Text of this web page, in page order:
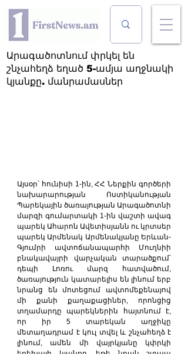
Արագածոտնում փրկել են
շնչահեղձ եղած 5-ամյա աղջնակի
կյանքը. մանրամասներ
Այսօր՝ հունիսի 1-ին, ՀՀ Ներքին գործերի
նախարարության Ոստիկանության
Պարեկային ծառայության Արագածոտնի
մարզի գումարտակի 1-ին վաշտի ավագ
պարեկ Ահարոն Ավետիսյանն ու կրտսեր
պարեկ Արմենակ Արմենակյանը Երևան-
Գյումրի ավտոճանապարհի Մուղնիի
բնակավայրի վարչական տարածքում՝
դեպի Լոռու մարզ հատվածում,
ծառայություն կատարելիս են լինում երբ
նրանց են մոտեցում ավտոմեքենայով
մի քանի քաղաքացիներ, որոնցից
տղամարդը պարեկներին հայտնում է,
որ իր 5 տարեկան աղջիկը
մետաղադրամ է կուլ տվել և շնչահեղձ է
լինում, ամեն մի վայրկյանը կփրկի